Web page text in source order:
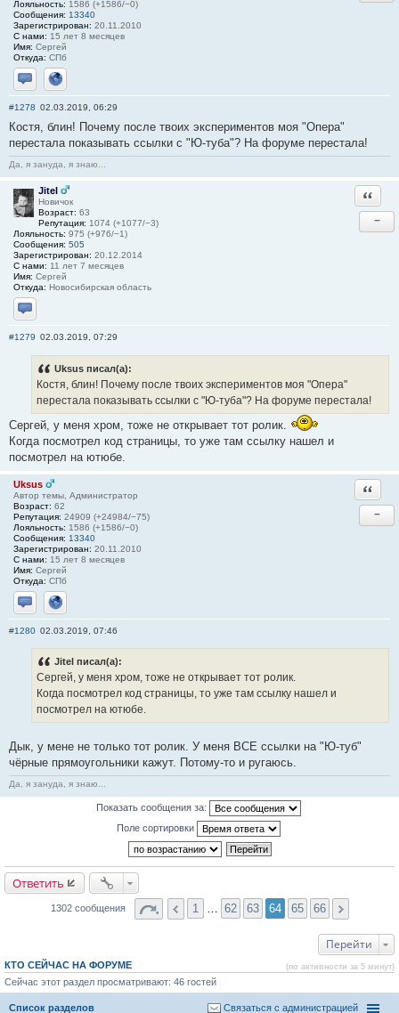
Лояльность: 1586 (+1586/−0)
Сообщения: 13340
Зарегистрирован: 20.11.2010
С нами: 15 лет 8 месяцев
Имя: Сергей
Откуда: СПб
Отправить личное сообщение
Сайт
#1278 02.03.2019, 06:29
Костя, блин! Почему после твоих экспериментов моя "Опера"
перестала показывать ссылки с "Ю-туба"? На форуме перестала!
Да, я зануда, я знаю...
Jitel
Новичок
Возраст: 63
Репутация: 1074 (+1077/−3)
Лояльность: 975 (+976/−1)
Сообщения: 505
Зарегистрирован: 20.12.2014
С нами: 11 лет 7 месяцев
Имя: Сергей
Откуда: Новосибирская область
Отправить личное сообщение
−
#1279 02.03.2019, 07:29
Uksus писал(а):
Костя, блин! Почему после твоих экспериментов моя "Опера"
перестала показывать ссылки с "Ю-туба"? На форуме перестала!
Сергей, у меня хром, тоже не открывает тот ролик.
Когда посмотрел код страницы, то уже там ссылку нашел и
посмотрел на ютюбе.
Uksus
Автор темы, Администратор
Возраст: 62
Репутация: 24909 (+24984/−75)
Лояльность: 1586 (+1586/−0)
Сообщения: 13340
Зарегистрирован: 20.11.2010
С нами: 15 лет 8 месяцев
Имя: Сергей
Откуда: СПб
Отправить личное сообщение
Сайт
−
#1280 02.03.2019, 07:46
Jitel писал(а):
Сергей, у меня хром, тоже не открывает тот ролик.
Когда посмотрел код страницы, то уже там ссылку нашел и
посмотрел на ютюбе.
Дык, у мене не только тот ролик. У меня ВСЕ ссылки на "Ю-туб"
чёрные прямоугольники кажут. Потому-то и ругаюсь.
Да, я зануда, я знаю...
Показать сообщения за:
Поле сортировки
Ответить
1302 сообщения 1 … 62 63 64 65 66
Перейти
КТО СЕЙЧАС НА ФОРУМЕ (по активности за 5 минут)
Сейчас этот раздел просматривают: 46 гостей
Список разделов Связаться с администрацией